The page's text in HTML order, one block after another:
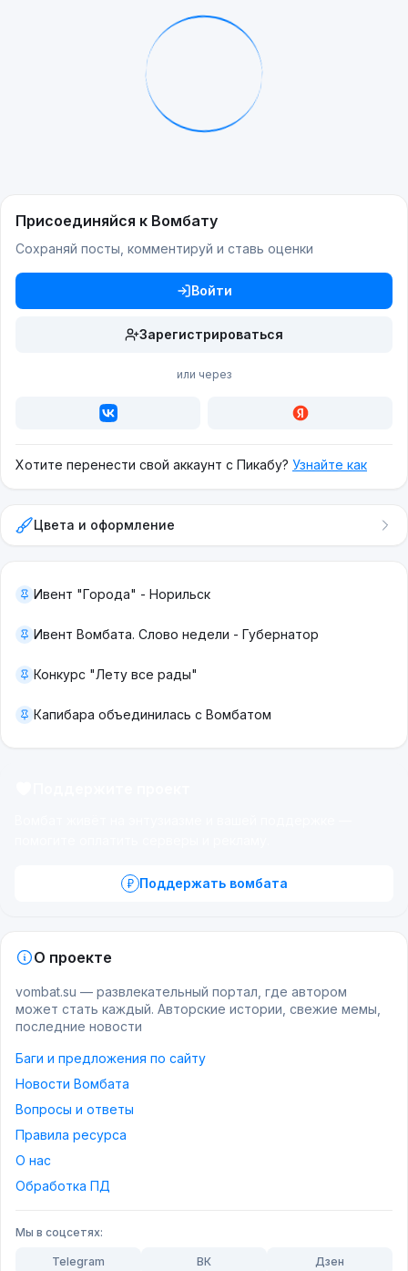
Присоединяйся к Вомбату
Сохраняй посты, комментируй и ставь оценки
Войти
Зарегистрироваться
или через
Хотите перенести свой аккаунт с Пикабу? Узнайте как
Цвета и оформление
Ивент "Города" - Норильск
Ивент Вомбата. Слово недели - Губернатор
Конкурс "Лету все рады"
Капибара объединилась с Вомбатом
Поддержать вомбата
О проекте
vombat.su — развлекательный портал, где автором
может стать каждый. Авторские истории, свежие мемы,
последние новости
Баги и предложения по сайту
Новости Вомбата
Вопросы и ответы
Правила ресурса
О нас
Обработка ПД
Мы в соцсетях:
Telegram ВК Дзен